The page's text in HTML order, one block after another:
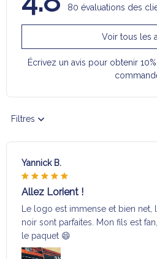
80 évaluations des
Voir tous les
Écrivez un avis pour obtenir
Filtres
Yannick B.
Allez Lorient !
Le logo est immense et bien
noir sont parfaites. Mon fils est
le paquet 😄